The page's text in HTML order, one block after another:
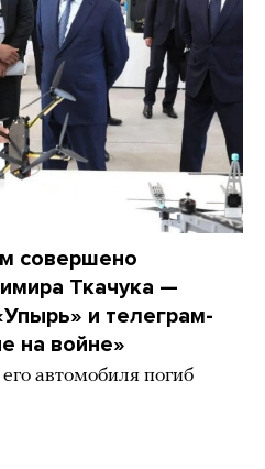
совершено
Ткачука —
и телеграм-
на войне»
автомобиля погиб